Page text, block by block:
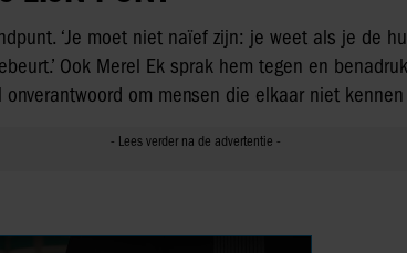
‘Je moet niet naïef zijn: je weet als je de
Ook Merel Ek sprak hem tegen en
om mensen die elkaar niet